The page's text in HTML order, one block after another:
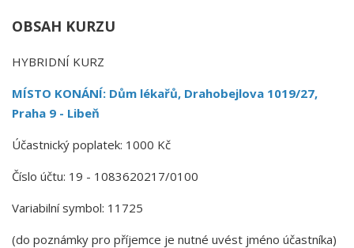
OBSAH KURZU
HYBRIDNÍ KURZ
MÍSTO KONÁNÍ: Dům lékařů, Drahobejlova 1019/27,
Praha 9 - Libeň
Účastnický poplatek: 1000 Kč
Číslo účtu: 19 - 1083620217/0100
Variabilní symbol: 11725
(do poznámky pro příjemce je nutné uvést jméno účastníka)